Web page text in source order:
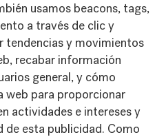
usamos beacons, tags,
a través de clic y
tendencias y movimientos
recabar información
general, y cómo
web para proporcionar
actividades e intereses y
de esta publicidad. Como